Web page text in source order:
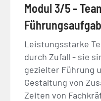
Modul 3/5 -
Leistungsstarke
durch Zufall - sie
gezielter Führung
Gestaltung von
Zeiten von